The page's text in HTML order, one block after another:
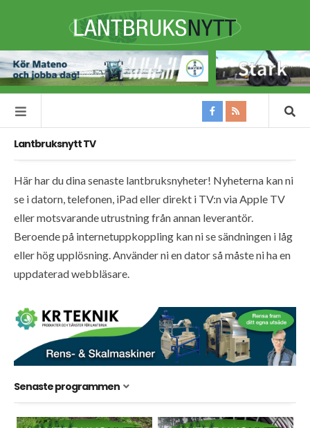
Lantbruksnytt TV
Här har du dina senaste lantbruksnyheter! Nyheterna kan ni
se i datorn, telefonen, iPad eller direkt i TV:n via Apple TV
eller motsvarande utrustning från annan leverantör.
Beroende på internetuppkoppling kan ni se sändningen i låg
eller hög upplösning. Använder ni en dator så måste ni ha en
uppdaterad webbläsare.
Senaste programmen